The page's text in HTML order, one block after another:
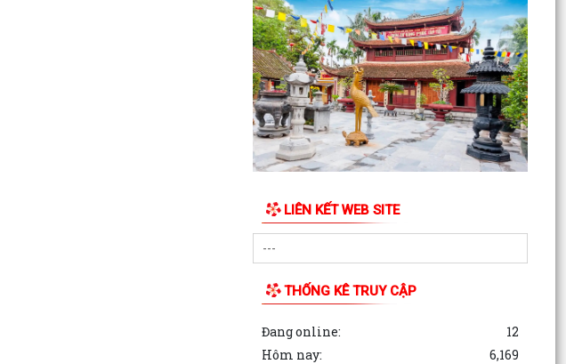
LIÊN KẾT WEB SITE
THỐNG KÊ TRUY CẬP
Đang online:
12
Hôm nay:
6,169